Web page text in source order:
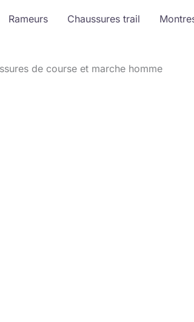
Rameurs Chaussures trail
de course et marche homme